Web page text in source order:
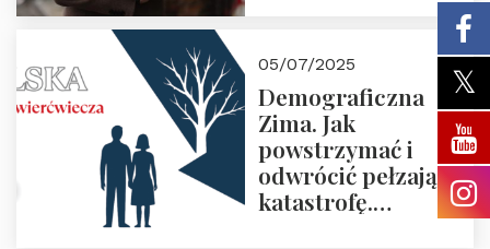
05/07/2025
Demograficzna
Zima. Jak
powstrzymać i
odwrócić pełzającą
katastrofę.